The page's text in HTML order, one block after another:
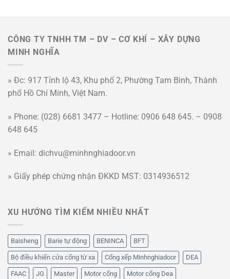
CÔNG TY TNHH TM – DV – CƠ KHÍ – XÂY DỰNG
MINH NGHĨA
» Đc: 917 Tỉnh lộ 43, Khu phố 2, Phường Tam Bình, Thành
phố Hồ Chí Minh, Việt Nam.
» Phone: (028) 6681 3477 – Hotline: 0906 648 645. – 0908
648 645
» Email: dichvu@minhnghiadoor.vn
» Giấy phép chứng nhận ĐKKD MST: 0314936512
XU HƯỚNG TÌM KIẾM NHIỀU NHẤT
Baisheng Barie tự động BENINCA BFT
Bộ điều khiển cửa cổng từ xa Cổng xếp Minhnghiadoor DEA
FAAC JG Master Motor cổng Motor cổng Dea